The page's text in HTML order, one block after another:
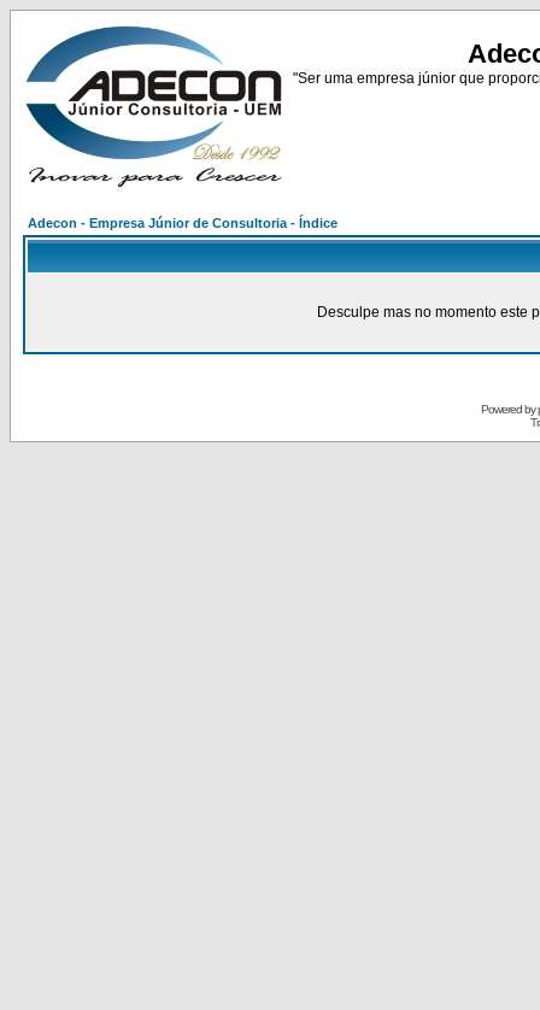
"Ser uma empresa júnior que
Adecon - Empresa Júnior de Consultoria - Índice
Desculpe mas no momento este
Powered by